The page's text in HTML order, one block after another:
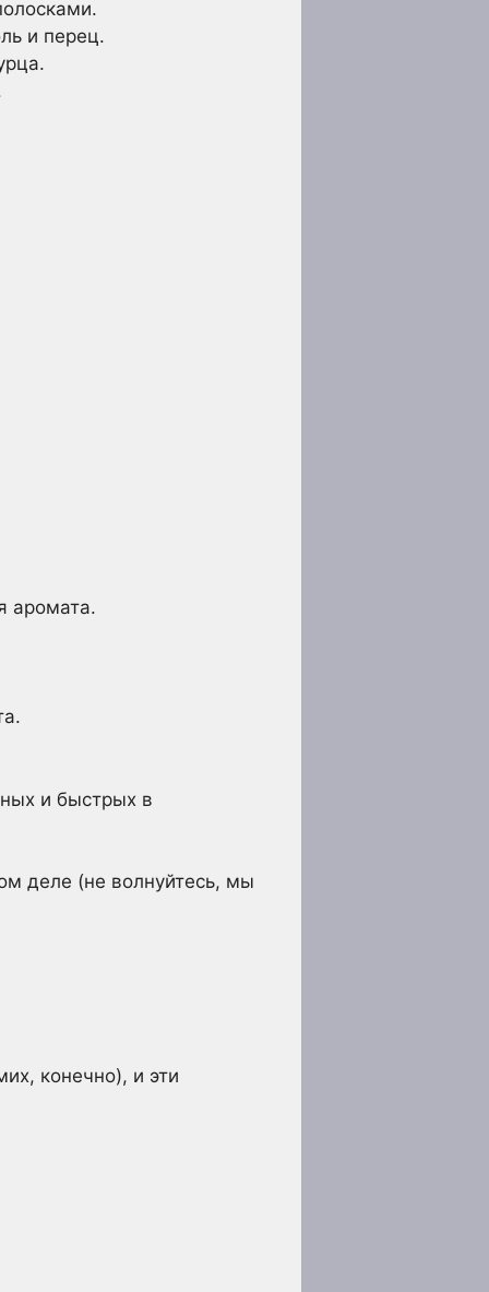
и перец.
аромата.
и быстрых в
деле (не волнуйтесь, мы
конечно), и эти